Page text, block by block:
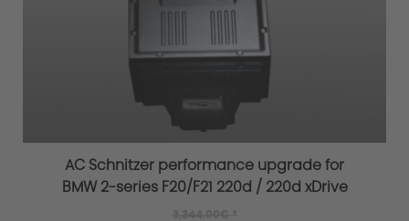
AC Schnitzer performance upgrade for
BMW 2-series F20/F21 220d / 220d xDrive